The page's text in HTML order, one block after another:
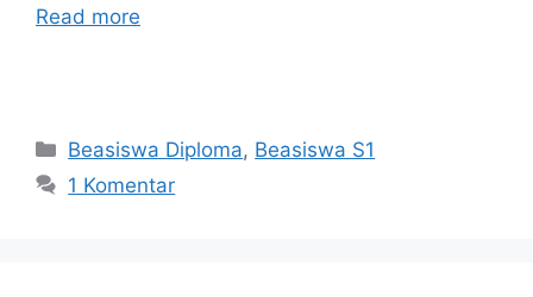
Read more
Kategori
Beasiswa Diploma, Beasiswa S1
1 Komentar